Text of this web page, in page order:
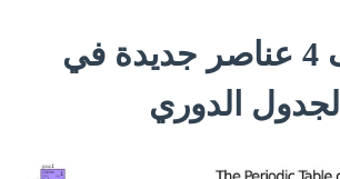
إكتشاف 4 عناصر جديدة في
الجدول الدوري